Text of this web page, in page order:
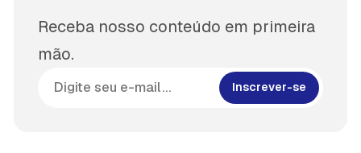
Receba nosso conteúdo em primeira
mão.
Inscrever-se